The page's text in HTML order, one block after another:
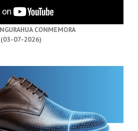
CONMEMORA
(03-07-2026)